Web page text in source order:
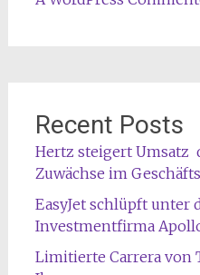
Recent Posts
Hertz steigert Umsatz
Zuwächse im
EasyJet schlüpft unter
Investmentfirma
Limitierte Carrera von